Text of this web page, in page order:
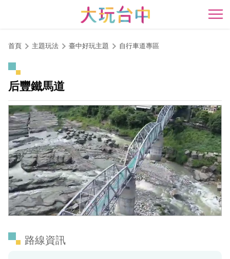
開
首頁 主題玩法 臺中好玩主題 自行車道專區
后豐鐵馬道
路線資訊